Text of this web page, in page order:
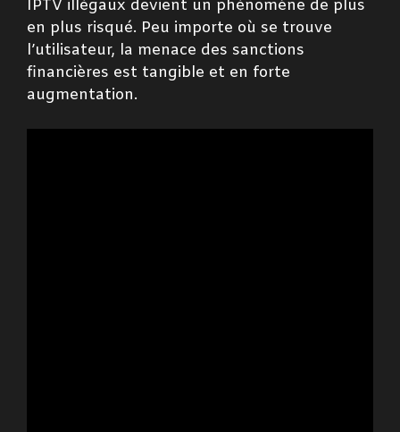
IPTV illégaux devient un phénomène de plus
en plus risqué. Peu importe où se trouve
l’utilisateur, la menace des sanctions
financières est tangible et en forte
augmentation.